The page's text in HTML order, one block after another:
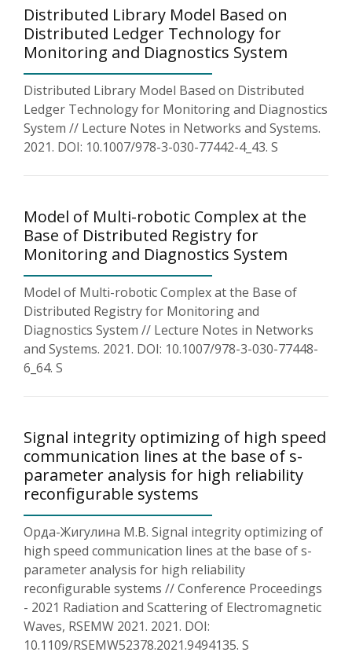
Distributed Library Model Based on
Distributed Ledger Technology for
Monitoring and Diagnostics System
Distributed Library Model Based on Distributed
Ledger Technology for Monitoring and Diagnostics
System // Lecture Notes in Networks and Systems.
2021. DOI: 10.1007/978-3-030-77442-4_43. S
Model of Multi-robotic Complex at the
Base of Distributed Registry for
Monitoring and Diagnostics System
Model of Multi-robotic Complex at the Base of
Distributed Registry for Monitoring and
Diagnostics System // Lecture Notes in Networks
and Systems. 2021. DOI: 10.1007/978-3-030-77448-
6_64. S
Signal integrity optimizing of high speed
communication lines at the base of s-
parameter analysis for high reliability
reconfigurable systems
Орда-Жигулина М.В. Signal integrity optimizing of
high speed communication lines at the base of s-
parameter analysis for high reliability
reconfigurable systems // Conference Proceedings
- 2021 Radiation and Scattering of Electromagnetic
Waves, RSEMW 2021. 2021. DOI:
10.1109/RSEMW52378.2021.9494135. S